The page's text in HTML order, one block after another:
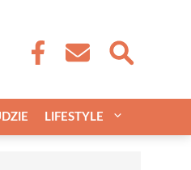
LIFESTYLE